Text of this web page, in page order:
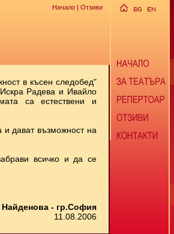
Начало | Отзиви
в късен следобед"
Радева и Ивайло
са естествени и
и дават възможност на
всичко и да се
Найденова - гр.София
11.08.2006